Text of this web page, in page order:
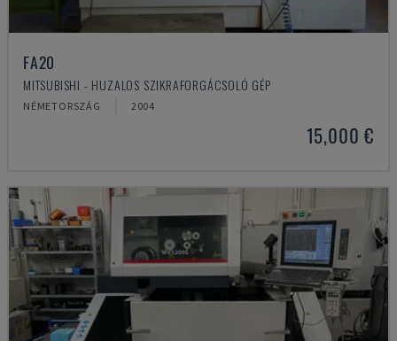
FA20
MITSUBISHI - HUZALOS SZIKRAFORGÁCSOLÓ GÉP
NÉMETORSZÁG 2004
15,000 €